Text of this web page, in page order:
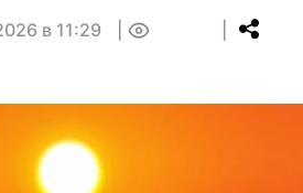
в 11:29